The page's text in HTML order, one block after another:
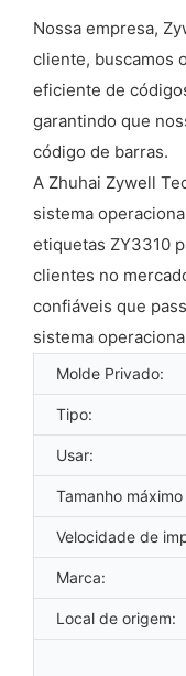
Nossa empresa,
cliente, buscamos
eficiente de
garantindo que
código de barras.
A Zhuhai Zywell
sistema
etiquetas ZY3310
clientes no
confiáveis ​​que
sistema
Molde Privado:
Tipo:
Usar:
Tamanho
Velocidade de
Marca:
Local de origem: